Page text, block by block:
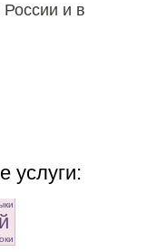
и в
услуги: